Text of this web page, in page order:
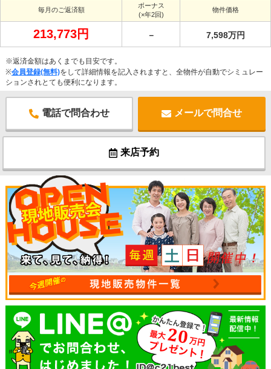
毎月のご返済額
ボーナス
(×年2回)
物件価格
213,773円 － 7,598万円
※返済金額はあくまでも目安です。
※会員登録(無料)をして詳細情報を記入されますと、全物件が自動でシミュレー
ションされとても便利になります。
電話で問合わせ メールで問合せ
来店予約